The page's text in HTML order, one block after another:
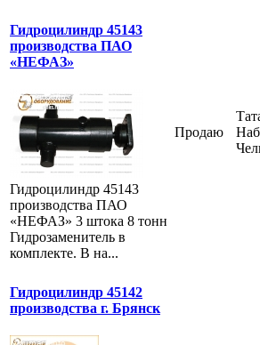
Гидроцилиндр 45143
производства ПАО
«НЕФАЗ»
Гидроцилиндр 45143
производства ПАО
«НЕФАЗ» 3 штока 8 тонн
Гидрозаменитель в
комплекте. В на...
Продаю
Гидроцилиндр 45142
производства г. Брянск